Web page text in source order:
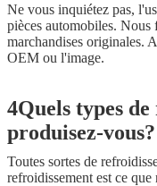
Ne vous inquiétez pas,
pièces automobiles. Nous
marchandises originales.
OEM ou l'image.
4Quels types
produisez-vous?
Toutes sortes de
refroidissement est ce que